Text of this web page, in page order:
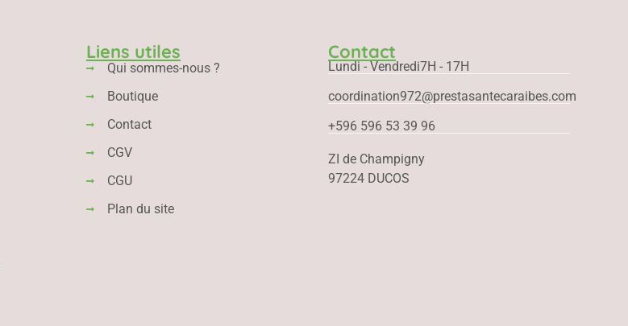
Liens utiles
Qui sommes-nous ?
Boutique
Contact
CGV
CGU
Plan du site
Contact
Lundi - Vendredi7H - 17H
coordination972@prestasantecaraibes.com
+596 596 53 39 96
ZI de Champigny
97224 DUCOS